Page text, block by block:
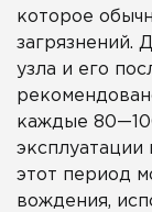
которое
загрязнений.
узла и его
каждые
этот период
вождения,